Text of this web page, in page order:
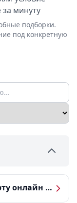
минуту
подборки.
под конкретную
Срочный микрозайм на карту онлайн — получить деньги за 5 минут